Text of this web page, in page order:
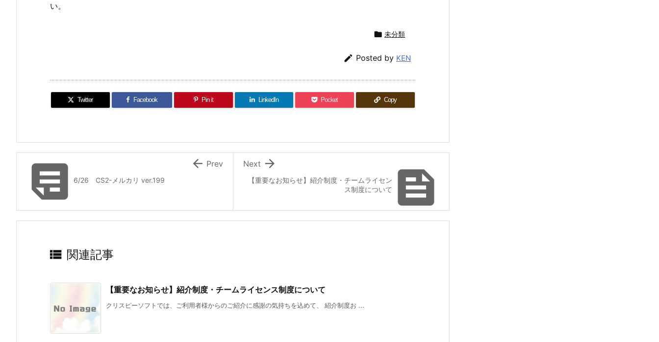
い。
 未分類
 Posted by KEN
Twitter Facebook Pin it LinkedIn Pocket Copy

【重要なお知らせ】紹介制度・チームライセン
ス制度について

Next
6/26 CS2-メルカリ ver.199
 Prev
 関連記事
【重要なお知らせ】紹介制度・チームライセンス制度について
クリスピーソフトでは、ご利用者様からのご紹介に感謝の気持ちを込めて、 紹介制度お ...